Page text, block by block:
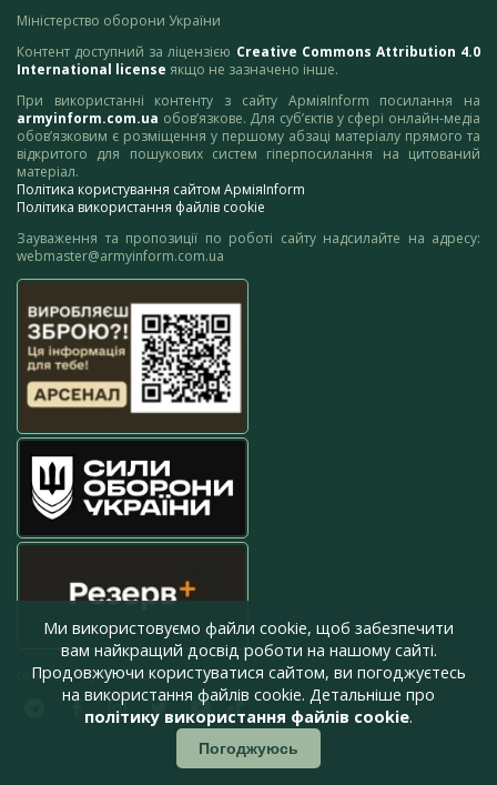
Міністерство оборони України
Контент доступний за ліцензією Creative Commons Attribution 4.0
International license якщо не зазначено інше.
При використанні контенту з сайту АрміяInform посилання на
armyinform.com.ua обов’язкове. Для суб’єктів у сфері онлайн-медіа
обов’язковим є розміщення у першому абзаці матеріалу прямого та
відкритого для пошукових систем гіперпосилання на цитований
матеріал.
Політика користування сайтом АрміяInform
Політика використання файлів cookie
Зауваження та пропозиції по роботі сайту надсилайте на адресу:
webmaster@armyinform.com.ua
press@armyinform.com.ua
Ми використовуємо файли cookie, щоб забезпечити
вам найкращий досвід роботи на нашому сайті.
Продовжуючи користуватися сайтом, ви погоджуєтесь
на використання файлів cookie. Детальніше про
політику використання файлів cookie.
Погоджуюсь